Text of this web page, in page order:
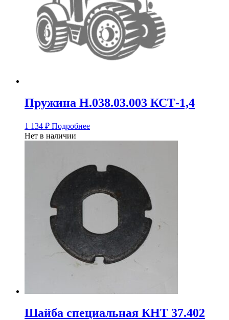
Пружина Н.038.03.003 КСТ-1,4
1 134 ₽ Подробнее
Нет в наличии
Шайба специальная КНТ 37.402